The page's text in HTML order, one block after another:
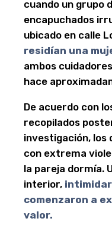
cuando un grupo
encapuchados
ubicado en calle
residían una
ambos
hace
De acuerdo con
recopilados
investigación, los
con extrema
la pareja dormía.
interior,
comenzaron a
valor.